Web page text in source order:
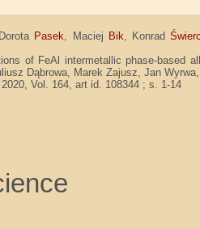
Pasek, Maciej Bik, Konrad
of FeAl intermetallic phase-based
Dąbrowa, Marek Zajusz, Jan
Vol. 164, art id. 108344 ; s. 1-14